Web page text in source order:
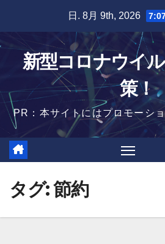
content
日. 8月 9th, 2026
新型コロナウイ
策！
PR：本サイトにはプロモーシ
タグ:節約